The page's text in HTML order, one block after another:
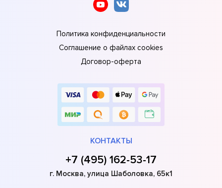
Политика конфиденциальности
Соглашение о файлах cookies
Договор-оферта
КОНТАКТЫ
+7 (495) 162-53-17
г. Москва, улица Шаболовка, 65к1